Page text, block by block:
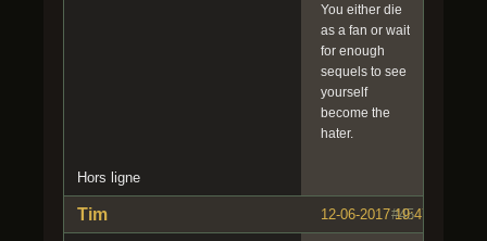
You either die
as a fan or wait
for enough
sequels to see
yourself
become the
hater.
Hors ligne
#45
12-06-2017 19:47:23
Tim